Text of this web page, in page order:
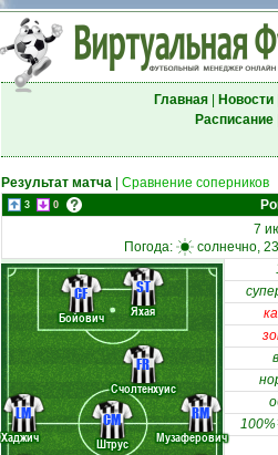
Главная| Новости|
Расписание|
Результат матча Сравнение соперников
3 0
7
Погода:
солнечно,
Хаджич
Счолтенхуис
Штрус Музаферович
Бойович Яхая
LM
FR
CM RM
CF ST
100%